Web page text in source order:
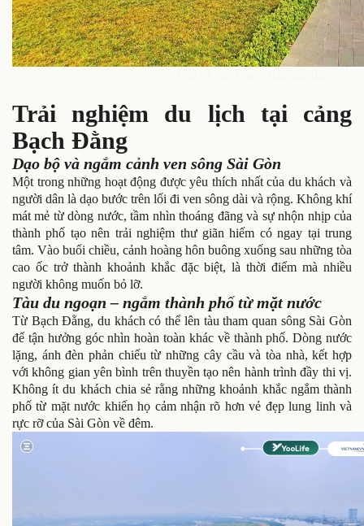
Trải nghiệm du lịch tại cảng
Bạch Đằng
Dạo bộ và ngắm cảnh ven sông Sài Gòn
Một trong những hoạt động được yêu thích nhất của du khách và
người dân là dạo bước trên lối đi ven sông dài và rộng. Không khí
mát mẻ từ dòng nước, tầm nhìn thoáng đãng và sự nhộn nhịp của
thành phố tạo nên trải nghiệm thư giãn hiếm có ngay tại trung
tâm. Vào buổi chiều, cảnh hoàng hôn buông xuống sau những tòa
cao ốc trở thành khoảnh khắc đặc biệt, là thời điểm mà nhiều
người không muốn bỏ lỡ.
Tàu du ngoạn – ngắm thành phố từ mặt nước
Từ Bạch Đằng, du khách có thể lên tàu tham quan sông Sài Gòn
để tận hưởng góc nhìn hoàn toàn khác về thành phố. Dòng nước
lặng, ánh đèn phản chiếu từ những cây cầu và tòa nhà, kết hợp
với không gian yên bình trên thuyền tạo nên hành trình đầy thi vị.
Không ít du khách chia sẻ rằng những khoảnh khắc ngắm thành
phố từ mặt nước khiến họ cảm nhận rõ hơn vẻ đẹp lung linh và
rực rỡ của Sài Gòn về đêm.